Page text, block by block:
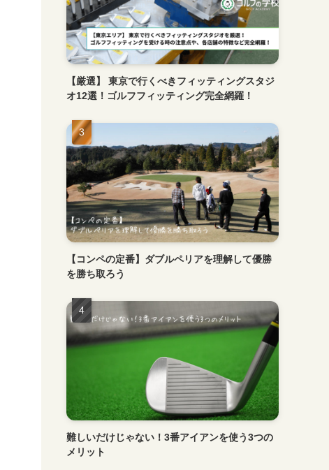
【厳選】 東京で行くべきフィッティングスタジ
オ12選！ゴルフフィッティング完全網羅！
【コンペの定番】ダブルペリアを理解して優勝
を勝ち取ろう
難しいだけじゃない！3番アイアンを使う3つの
メリット